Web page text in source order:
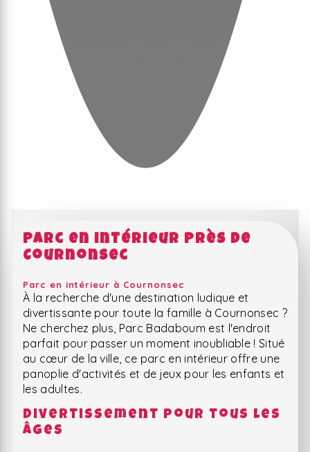
Parc en intérieur près de
Cournonsec
Parc en intérieur à Cournonsec
À la recherche d'une destination ludique et
divertissante pour toute la famille à Cournonsec ?
Ne cherchez plus, Parc Badaboum est l'endroit
parfait pour passer un moment inoubliable ! Situé
au cœur de la ville, ce parc en intérieur offre une
panoplie d'activités et de jeux pour les enfants et
les adultes.
Divertissement pour tous les
âges